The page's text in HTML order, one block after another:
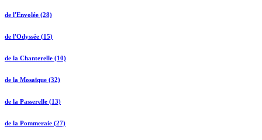
de l'Envolée (28)
de l'Odyssée (15)
de la Chanterelle (10)
de la Mosaïque (32)
de la Passerelle (13)
de la Pommeraie (27)